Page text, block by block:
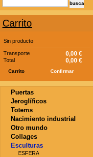
Carrito
Sin producto
Transporte 0,00 €
Total 0,00 €
Carrito Confirmar
Puertas
Jeroglíficos
Totems
Nacimiento industrial
Otro mundo
Collages
Esculturas
ESFERA